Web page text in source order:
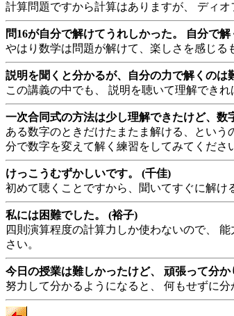
計算問題ですから計算はありますが、 ディ
問16が自分で解けてうれしかった。 自分で
やはり数学は問題が解けて、楽しさを感じる
説明を聞くと分かるが、自分の力で解くのは
この講義の中でも、 説明を聴いて理解でき
一次合同式の方法は少し理解できたけど、
ある数字のときだけたまたま解ける、とい
分で数字を変えて解く練習をしてみてくださ
けっこうむずかしいです。 (千佳)
初めて聴くことですから、聞いてすぐに解け
私には困難でした。 (裕子)
四則演算程度の計算力しか使わないので、
さい。
今日の授業は難しかったけど、 頑張って分
努力して分かるようになると、 何もせずに